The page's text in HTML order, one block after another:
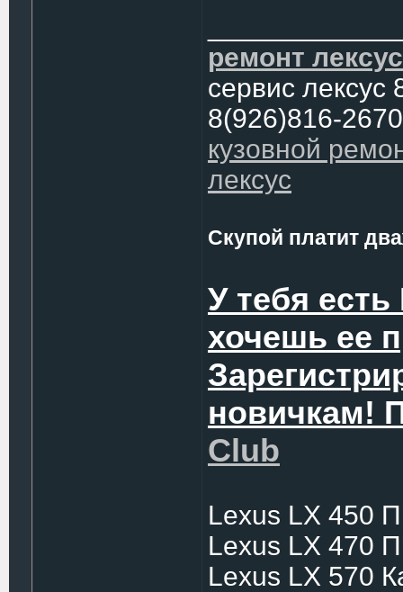
ремонт лексус
сервис лексус
8(926)816-2670
кузовной
лексус
Скупой платит
У тебя
хочешь ее
новичкам!
Club
Lexus LX 450
Lexus LX 470
Lexus LX 570